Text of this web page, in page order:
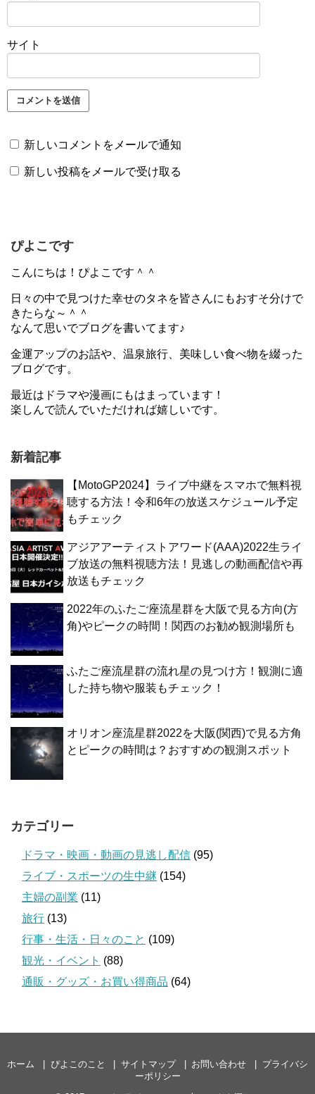
サイト
新しいコメントをメールで通知
新しい投稿をメールで受け取る
ぴよこです
こんにちは！ぴよこです＾＾
日々の中で見つけた幸せのタネを皆さんにもおすそ分けで
きたらな～＾＾
なんて思いでブログを書いてます♪
金運アップのお話や、温泉旅行、美味しい食べ物を綴った
ブログです。
最近はドラマや漫画にもはまっています！
楽しんで読んでいただければ嬉しいです。
新着記事
【MotoGP2024】ライブ中継をスマホで無料視
聴する方法！令和6年の放送スケジュール予定
もチェック
アジアアーティストアワード(AAA)2022生ライ
ブ放送の無料視聴方法！見逃しの動画配信や再
放送もチェック
2022年のふたご座流星群を大阪で見る方向(方
角)やピークの時間！関西のお勧め観測場所も
ふたご座流星群の流れ星の見つけ方！観測に適
した持ち物や服装もチェック！
オリオン座流星群2022を大阪(関西)で見る方角
とピークの時間は？おすすめの観測スポット
カテゴリー
ドラマ・映画・動画の見逃し配信 (95)
ライブ・スポーツの生中継 (154)
主婦の副業 (11)
旅行 (13)
行事・生活・日々のこと (109)
観光・イベント (88)
通販・グッズ・お買い得商品 (64)
ホーム ぴよこのこと サイトマップ お問い合わせ
プライバシ
ーポリシー